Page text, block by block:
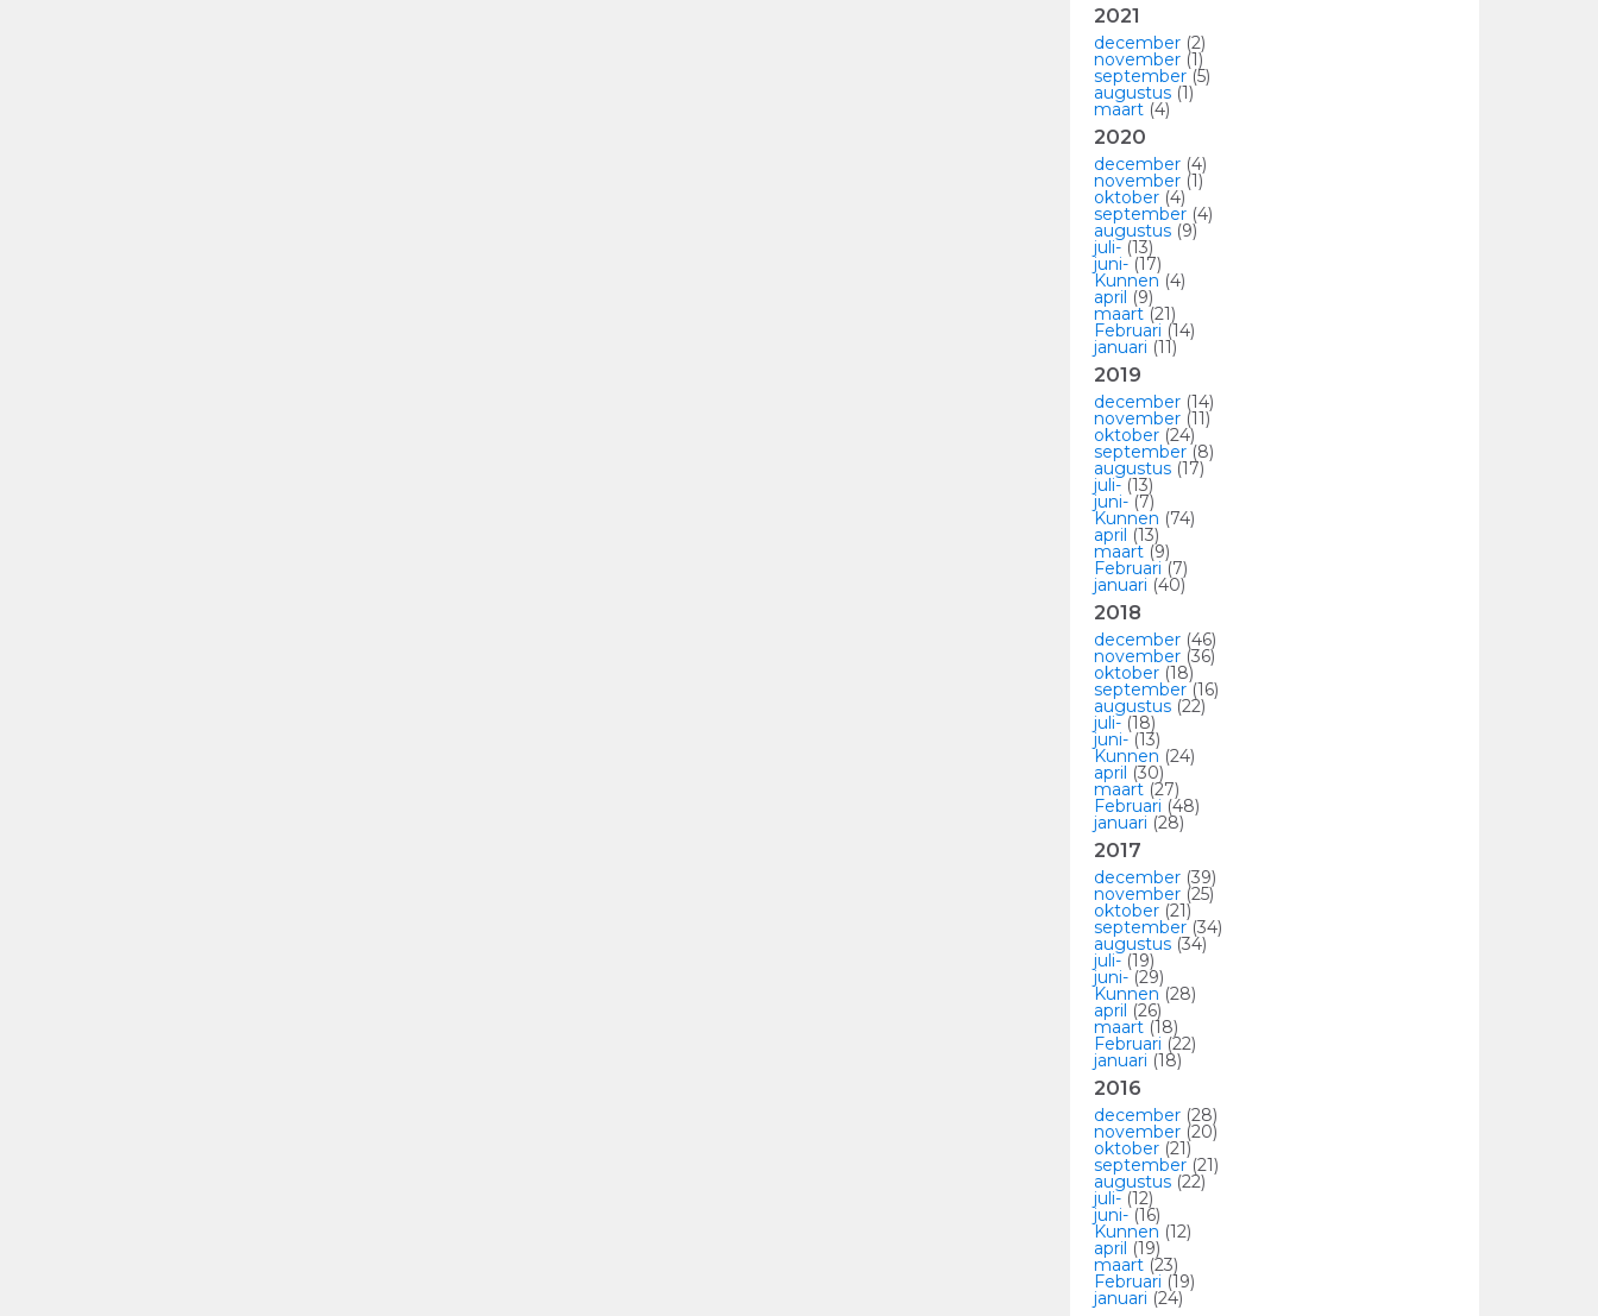
2021
december (2)
november (1)
september(5)
augustus (1)
maart (4)
2020
december (4)
november (1)
oktober (4)
september (4)
augustus (9)
juli-(13)
juni-(17)
Kunnen (4)
april (9)
maart (21)
Februari (14)
januari (11)
2019
december (14)
november (11)
oktober (24)
september(8)
augustus (17)
juli-(13)
juni-(7)
Kunnen (74)
april (13)
maart (9)
Februari (7)
januari (40)
2018
december (46)
november (36)
oktober (18)
september(16)
augustus (22)
juli-(18)
juni-(13)
Kunnen (24)
april (30)
maart (27)
Februari (48)
januari (28)
2017
december (39)
november (25)
oktober (21)
september(34)
augustus (34)
juli-(19)
juni-(29)
Kunnen(28)
april (26)
maart (18)
Februari (22)
januari (18)
2016
december (28)
november (20)
oktober (21)
september(21)
augustus (22)
juli-(12)
juni-(16)
Kunnen (12)
april (19)
maart (23)
Februari (19)
januari (24)